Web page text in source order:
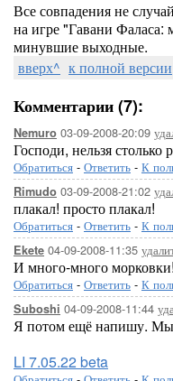
Все совпадения не
на игре "Гавани
минувшие выходные.
вверх^ к полной версии
Комментарии (7):
Nemuro 03-09-2008-20:09
Господи, нельзя столько
Обратиться - Ответить - К
Rimudo 03-09-2008-21:02
плакал! просто плакал!
Обратиться - Ответить - К
Ekete 04-09-2008-11:35
И много-много
Обратиться - Ответить - К
Suboshi 04-09-2008-11:44
Я потом ещё напишу. Мы
LI 7.05.22 beta